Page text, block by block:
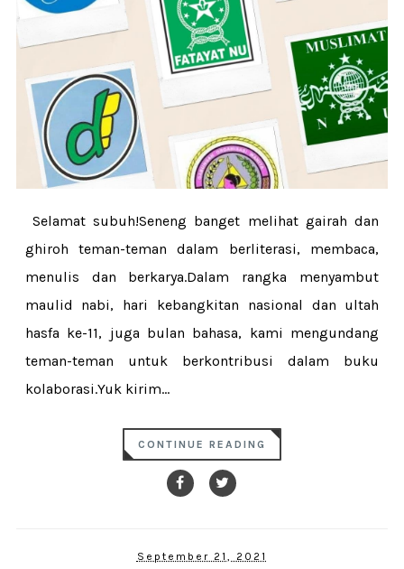
Selamat subuh!Seneng banget melihat gairah dan
ghiroh teman-teman dalam berliterasi, membaca,
menulis dan berkarya.Dalam rangka menyambut
maulid nabi, hari kebangkitan nasional dan ultah
hasfa ke-11, juga bulan bahasa, kami mengundang
teman-teman untuk berkontribusi dalam buku
kolaborasi.Yuk kirim...
CONTINUE READING
September 21, 2021